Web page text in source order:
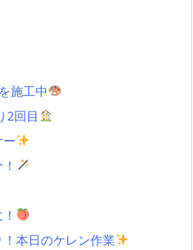
施工中
2回目
本日のケレン作業